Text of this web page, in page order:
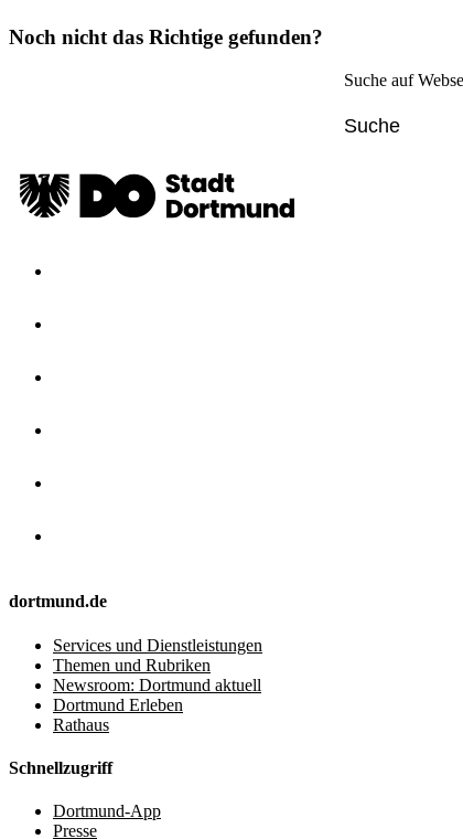
Noch nicht das Richtige gefunden?
Suche auf
dortmund.de
Services und Dienstleistungen
Themen und Rubriken
Newsroom: Dortmund aktuell
Dortmund Erleben
Rathaus
Schnellzugriff
Dortmund-App
Presse